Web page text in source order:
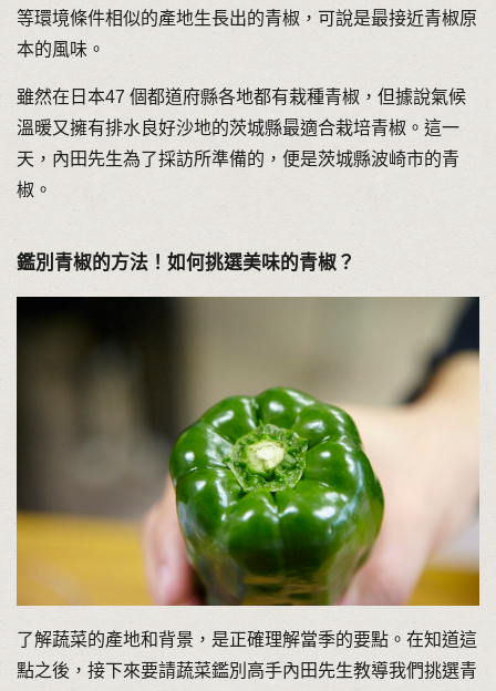
等環境條件相似的產地生長出的青椒，可說是最接近青椒原
本的風味。
雖然在日本47 個都道府縣各地都有栽種青椒，但據說氣候
溫暖又擁有排水良好沙地的茨城縣最適合栽培青椒。這一
天，內田先生為了採訪所準備的，便是茨城縣波崎市的青
椒。
鑑別青椒的方法！如何挑選美味的青椒？
了解蔬菜的產地和背景，是正確理解當季的要點。在知道這
點之後，接下來要請蔬菜鑑別高手內田先生教導我們挑選青